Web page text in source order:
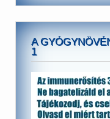
A
1